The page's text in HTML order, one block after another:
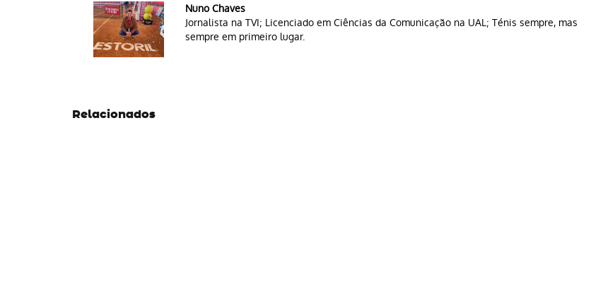
Nuno Chaves
Jornalista na TVI; Licenciado em Ciências da Comunicação na UAL; Ténis sempre, mas
sempre em primeiro lugar.
Relacionados